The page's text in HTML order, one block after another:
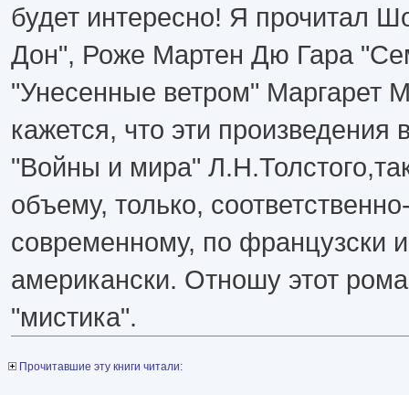
будет интересно! Я прочитал
Дон", Роже Мартен Дю Гара
"Унесенные ветром" Маргарет
кажется, что эти произведения
"Войны и мира"
объему, только,
современному, по французски
американски. Отношу этот
"мистика".
Прочитавшие эту книги читали: